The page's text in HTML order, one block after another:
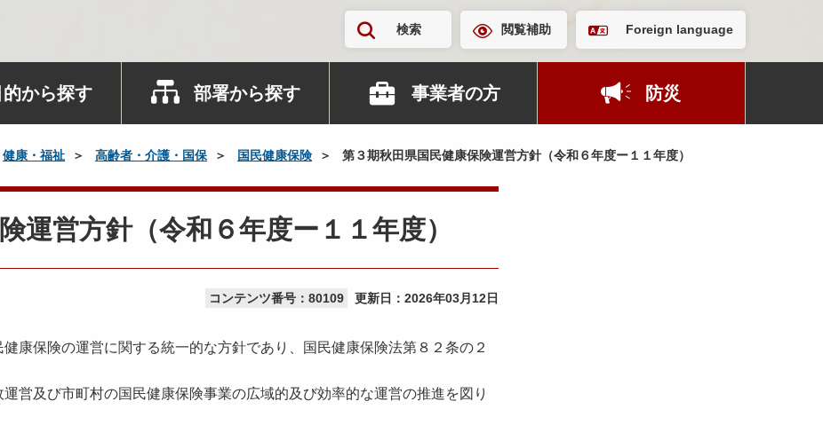
検索 閲覧補助 Foreign language
的から探す 部署から探す 事業者の方 防災
健康・福祉 高齢者・介護・国保 国民健康保険 第３期秋田県国民健康保険運営方針（令和６年度ー１１年度）
運営方針（令和６年度ー１１年度）
コンテンツ番号：80109 更新日： 2026年03月12日
康保険の運営に関する統一的な方針であり、国民健康保険法第８２条の２
営及び市町村の国民健康保険事業の広域的及び効率的な運営の推進を図り